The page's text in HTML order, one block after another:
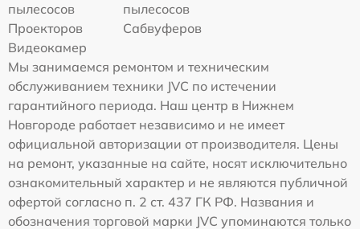
пылесосов
пылесосов
Проекторов
Сабвуферов
Видеокамер
Мы занимаемся ремонтом и техническим
обслуживанием техники JVC по истечении
гарантийного периода. Наш центр в Нижнем
Новгороде работает независимо и не имеет
официальной авторизации от производителя. Цены
на ремонт, указанные на сайте, носят исключительно
ознакомительный характер и не являются публичной
офертой согласно п. 2 ст. 437 ГК РФ. Названия и
обозначения торговой марки JVC упоминаются только